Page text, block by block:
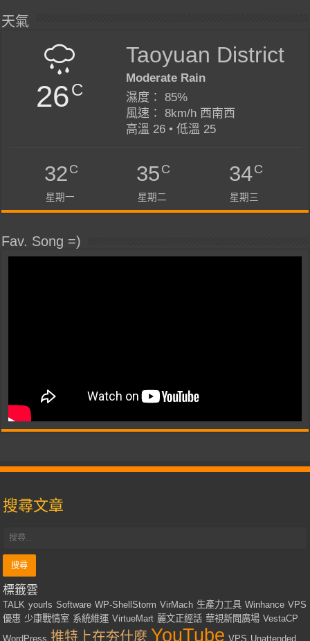
天氣
26C
Taoyuan District
Moderate Rain
濕度： 85%
風速： 8km/h 西南西
高溫 26 • 低溫 25
32C
星期一
35C
星期二
34C
星期三
Fav. Song =)
搜尋文章
標籤雲
TALK yourls Software WP-ShellStorm VirMach 生產力工具 Winhance VPS
優惠 少康戰情室 系統維運 VirtueMart 麗文正經話 華視新聞廣場 VestaCP
WordPress 推特上在夯什麼 YouTube VPS Unattended